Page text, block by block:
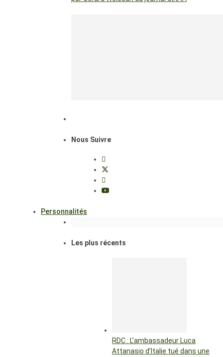
Nous Suivre
Personnalités
Les plus récents
RDC : L’ambassadeur Luca
Attanasio d’Italie tué dans une